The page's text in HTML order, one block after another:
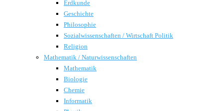
Erdkunde
Geschichte
Philosophie
Sozialwissenschaften / Wirtschaft Politik
Religion
Mathematik / Naturwissenschaften
Mathematik
Biologie
Chemie
Informatik